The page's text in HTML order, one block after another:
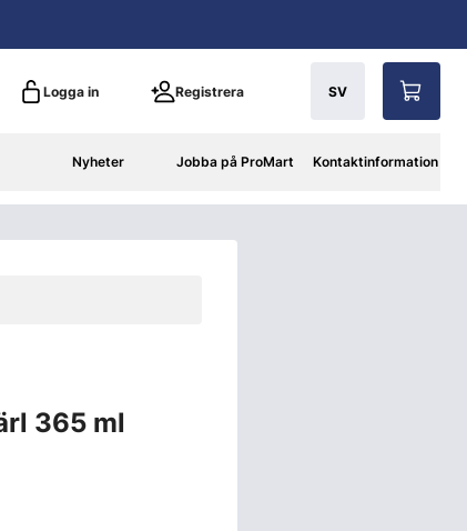
Logga in Registrera SV
Nyheter Jobba på ProMart Kontaktinformation
365 ml